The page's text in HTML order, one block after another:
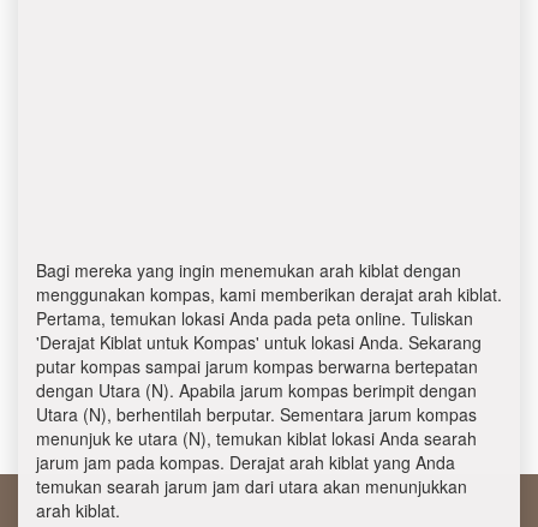
Bagi mereka yang ingin menemukan arah kiblat dengan
menggunakan kompas, kami memberikan derajat arah kiblat.
Pertama, temukan lokasi Anda pada peta online. Tuliskan
'Derajat Kiblat untuk Kompas' untuk lokasi Anda. Sekarang
putar kompas sampai jarum kompas berwarna bertepatan
dengan Utara (N). Apabila jarum kompas berimpit dengan
Utara (N), berhentilah berputar. Sementara jarum kompas
menunjuk ke utara (N), temukan kiblat lokasi Anda searah
jarum jam pada kompas. Derajat arah kiblat yang Anda
temukan searah jarum jam dari utara akan menunjukkan
arah kiblat.